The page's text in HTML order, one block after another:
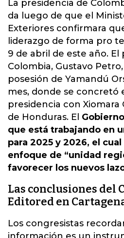
La presidencia de
da luego de que el
Exteriores confirmara
liderazgo de forma pro
9 de abril de este año.
Colombia, Gustavo Petro,
posesión de Yamandú
mes, donde se concretó
presidencia con Xiomara
de Honduras. El
que está trabajando en
para 2025 y 2026, el
enfoque de “unidad
favorecer los nuevos
Las conclusiones del
Editored en
Los congresistas